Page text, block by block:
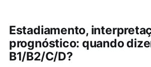
Estadiamento,
prognóstico: quando
B1/B2/C/D?